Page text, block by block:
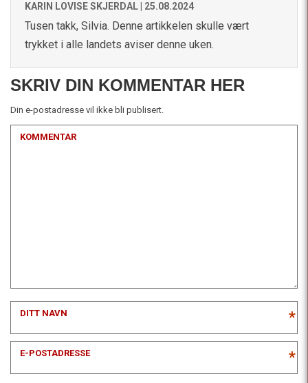
KARIN LOVISE SKJERDAL | 25.08.2024
Tusen takk, Silvia. Denne artikkelen skulle vært
trykket i alle landets aviser denne uken.
SKRIV DIN KOMMENTAR HER
Din e-postadresse vil ikke bli publisert.
KOMMENTAR
DITT NAVN *
E-POSTADRESSE *